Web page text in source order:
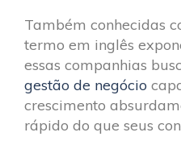
Também conhecidas
termo em inglês
essas companhias
gestão de negócio
crescimento
rápido do que seus